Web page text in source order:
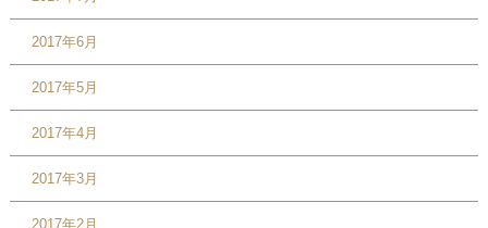
2017年6月
2017年5月
2017年4月
2017年3月
2017年2月